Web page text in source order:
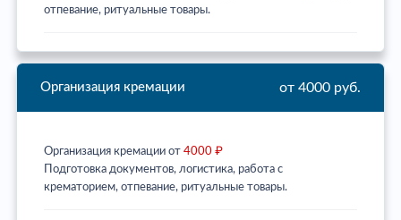
отпевание, ритуальные товары.
Организация кремации от 4000 руб.
Организация кремации от 4000 ₽
Подготовка документов, логистика, работа с
крематорием, отпевание, ритуальные товары.